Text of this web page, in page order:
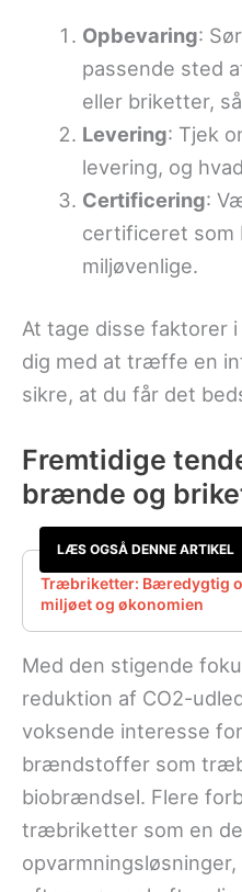
Opbevaring:
passende sted
eller briketter,
Levering: Tjek
levering, og
Certificering:
certificeret
miljøvenlige.
At tage disse faktorer
dig med at træffe en
sikre, at du får det
Fremtidige
brænde og
LÆS OGSÅ DENNE ARTIKEL
Træbriketter: Bæredygtig
miljøet og økonomien
Med den stigende
reduktion af CO2-
voksende interesse
brændstoffer som
biobrændsel. Flere
træbriketter som en